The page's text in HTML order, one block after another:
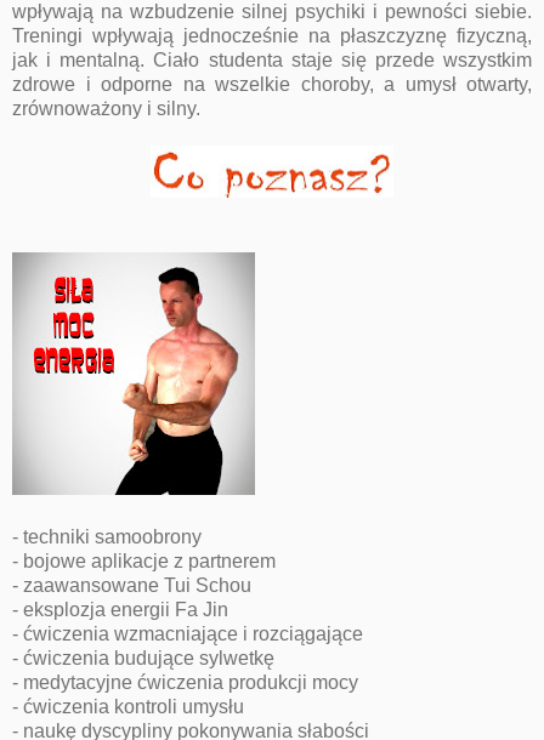
wpływają na wzbudzenie silnej psychiki i pewności siebie.
Treningi wpływają jednocześnie na płaszczyznę fizyczną,
jak i mentalną. Ciało studenta staje się przede wszystkim
zdrowe i odporne na wszelkie choroby, a umysł otwarty,
zrównoważony i silny.
- techniki samoobrony
- bojowe aplikacje z partnerem
- zaawansowane Tui Schou
- eksplozja energii Fa Jin
- ćwiczenia wzmacniające i rozciągające
- ćwiczenia budujące sylwetkę
- medytacyjne ćwiczenia produkcji mocy
- ćwiczenia kontroli umysłu
- naukę dyscypliny pokonywania słabości